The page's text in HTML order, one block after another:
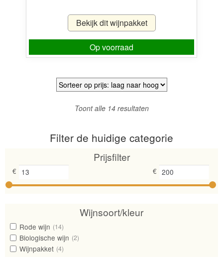
Bekijk dit wijnpakket
Op voorraad
Toont alle 14 resultatenGesorteerd
laag
hoog
Filter de huidige categorie
Prijsfilter
€ €
Wijnsoort/kleur
Rode wijn (14)
Biologische wijn (2)
Wijnpakket (4)